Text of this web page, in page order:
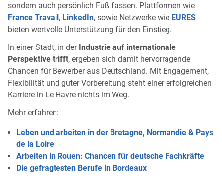
sondern auch persönlich Fuß fassen. Plattformen wie
France Travail, LinkedIn, sowie Netzwerke wie EURES
bieten wertvolle Unterstützung für den Einstieg.
In einer Stadt, in der Industrie auf internationale
Perspektive trifft, ergeben sich damit hervorragende
Chancen für Bewerber aus Deutschland. Mit Engagement,
Flexibilität und guter Vorbereitung steht einer erfolgreichen
Karriere in Le Havre nichts im Weg.
Mehr erfahren:
Leben und arbeiten in der Bretagne, Normandie & Pays
de la Loire
Arbeiten in Rouen: Chancen für deutsche Fachkräfte
Die gefragtesten Berufe in Bordeaux